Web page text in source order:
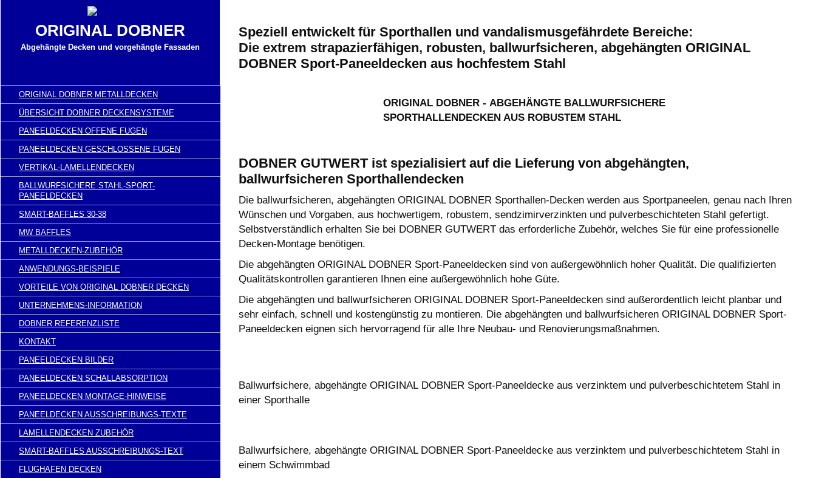
ORIGINAL DOBNER
Abgehängte Decken und vorgehängte Fassaden
ORIGINAL DOBNER METALLDECKEN
ÜBERSICHT DOBNER DECKENSYSTEME
PANEELDECKEN OFFENE FUGEN
PANEELDECKEN GESCHLOSSENE FUGEN
VERTIKAL-LAMELLENDECKEN
BALLWURFSICHERE STAHL-SPORT-
PANEELDECKEN
SMART-BAFFLES 30-38
MW BAFFLES
METALLDECKEN-ZUBEHÖR
ANWENDUNGS-BEISPIELE
VORTEILE VON ORIGINAL DOBNER DECKEN
UNTERNEHMENS-INFORMATION
DOBNER REFERENZLISTE
KONTAKT
PANEELDECKEN BILDER
PANEELDECKEN SCHALLABSORPTION
PANEELDECKEN MONTAGE-HINWEISE
PANEELDECKEN AUSSCHREIBUNGS-TEXTE
LAMELLENDECKEN ZUBEHÖR
SMART-BAFFLES AUSSCHREIBUNGS-TEXT
FLUGHAFEN DECKEN
Speziell entwickelt für Sporthallen und vandalismusgefährdete Bereiche:
Die extrem strapazierfähigen, robusten, ballwurfsicheren, abgehängten ORIGINAL
DOBNER Sport-Paneeldecken aus hochfestem Stahl
ORIGINALDOBNER- ABGEHÄNGTE BALLWURFSICHERE
SPORTHALLENDECKEN AUS ROBUSTEM STAHL
DOBNER GUTWERT ist spezialisiert auf die Lieferung von abgehängten,
ballwurfsicheren Sporthallendecken
Die ballwurfsicheren, abgehängten ORIGINAL DOBNER Sporthallen-Decken werden aus Sportpaneelen, genau nach Ihren
Wünschen und Vorgaben, aus hochwertigem, robustem, sendzimirverzinkten und pulverbeschichteten Stahl gefertigt.
Selbstverständlich erhalten Sie bei DOBNER GUTWERT das erforderliche Zubehör, welches Sie für eine professionelle
Decken-Montage benötigen.
Die abgehängten ORIGINAL DOBNER Sport-Paneeldecken sind von außergewöhnlich hoher Qualität. Die qualifizierten
Qualitätskontrollen garantieren Ihnen eine außergewöhnlich hohe Güte.
Die abgehängten und ballwurfsicheren ORIGINAL DOBNER Sport-Paneeldecken sind außerordentlich leicht planbar und
sehr einfach, schnell und kostengünstig zu montieren. Die abgehängten und ballwurfsicheren ORIGINAL DOBNER Sport-
Paneeldecken eignen sich hervorragend für alle Ihre Neubau- und Renovierungsmaßnahmen.
Ballwurfsichere, abgehängte ORIGINAL DOBNER Sport-Paneeldecke aus verzinktem und pulverbeschichtetem Stahl in
einer Sporthalle
Ballwurfsichere, abgehängte ORIGINAL DOBNER Sport-Paneeldecke aus verzinktem und pulverbeschichtetem Stahl in
einem Schwimmbad